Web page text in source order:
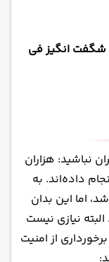
شگفت انگیز فی
نباشید: هزاران
داده‌اند. به
اما این بدان
نیازی نیست
از امنیت